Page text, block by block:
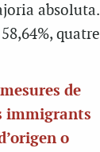
de
immigrants
o